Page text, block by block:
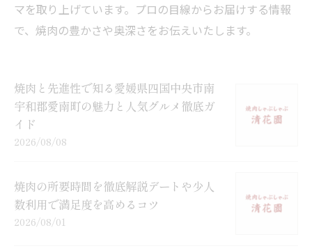
マを取り上げています。プロの目線からお届けする情報
で、焼肉の豊かさや奥深さをお伝えいたします。
焼肉と先進性で知る愛媛県四国中央市南
宇和郡愛南町の魅力と人気グルメ徹底ガ
イド
2026/08/08
焼肉の所要時間を徹底解説デートや少人
数利用で満足度を高めるコツ
2026/08/01